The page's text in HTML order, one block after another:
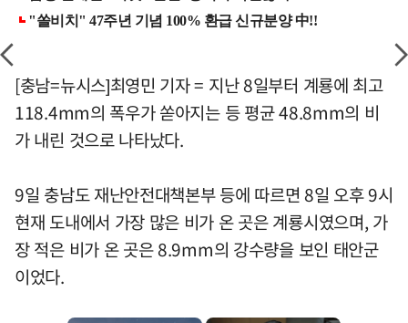
[충남=뉴시스]최영민 기자 = 지난 8일부터 계룡에 최고
118.4mm의 폭우가 쏟아지는 등 평균 48.8mm의 비
가 내린 것으로 나타났다.
9일 충남도 재난안전대책본부 등에 따르면 8일 오후 9시
현재 도내에서 가장 많은 비가 온 곳은 계룡시였으며, 가
장 적은 비가 온 곳은 8.9mm의 강수량을 보인 태안군
이었다.